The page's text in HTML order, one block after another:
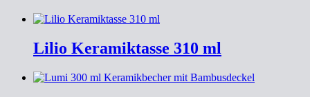
Lilio Keramiktasse 310 ml